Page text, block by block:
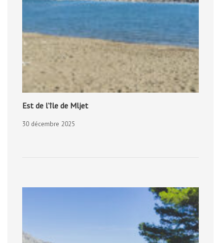
Est de l’île de Mljet
30 décembre 2025